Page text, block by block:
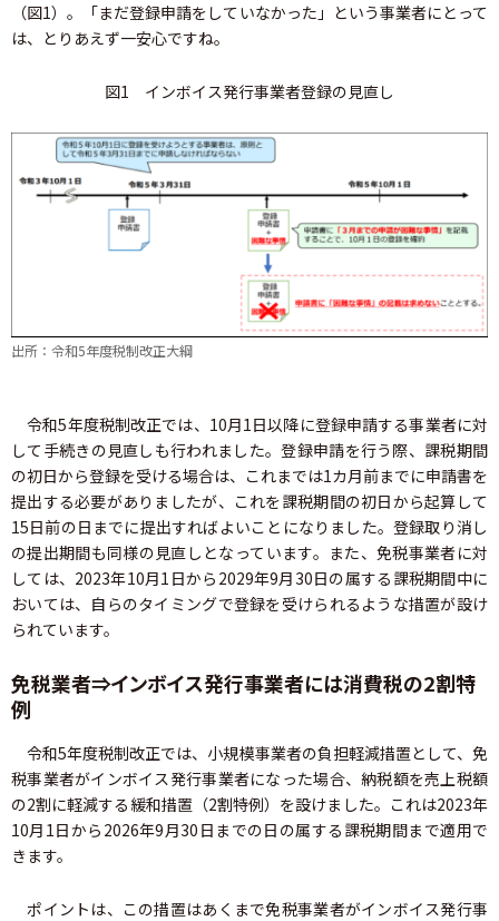
（図1）。「まだ登録申請をしていなかった」という事業者にとって
は、とりあえず一安心ですね。
図1 インボイス発行事業者登録の見直し
出所：令和5年度税制改正大綱
令和5年度税制改正では、10月1日以降に登録申請する事業者に対
して手続きの見直しも行われました。登録申請を行う際、課税期間
の初日から登録を受ける場合は、これまでは1カ月前までに申請書を
提出する必要がありましたが、これを課税期間の初日から起算して
15日前の日までに提出すればよいことになりました。登録取り消し
の提出期間も同様の見直しとなっています。また、免税事業者に対
しては、2023年10月1日から2029年9月30日の属する課税期間中に
おいては、自らのタイミングで登録を受けられるような措置が設け
られています。
免税業者⇒インボイス発行事業者には消費税の2割特
例
令和5年度税制改正では、小規模事業者の負担軽減措置として、免
税事業者がインボイス発行事業者になった場合、納税額を売上税額
の2割に軽減する緩和措置（2割特例）を設けました。これは2023年
10月1日から2026年9月30日までの日の属する課税期間まで適用で
きます。
ポイントは、この措置はあくまで免税事業者がインボイス発行事